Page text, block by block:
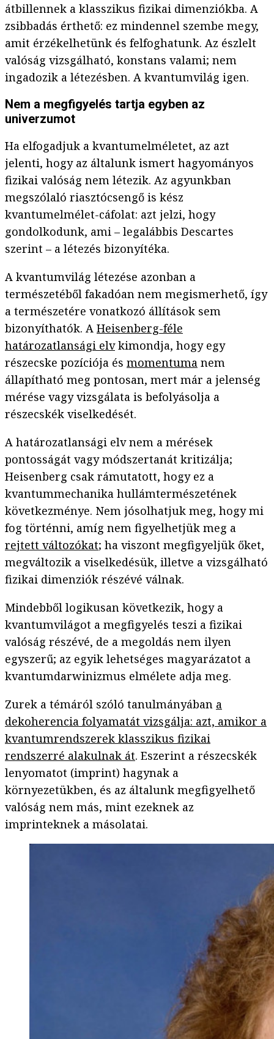
átbillennek a klasszikus fizikai dimenziókba. A
zsibbadás érthető: ez mindennel szembe megy,
amit érzékelhetünk és felfoghatunk. Az észlelt
valóság vizsgálható, konstans valami; nem
ingadozik a létezésben. A kvantumvilág igen.
Nem a megfigyelés tartja egyben az
univerzumot
Ha elfogadjuk a kvantumelméletet, az azt
jelenti, hogy az általunk ismert hagyományos
fizikai valóság nem létezik. Az agyunkban
megszólaló riasztócsengő is kész
kvantumelmélet-cáfolat: azt jelzi, hogy
gondolkodunk, ami – legalábbis Descartes
szerint – a létezés bizonyítéka.
A kvantumvilág létezése azonban a
természetéből fakadóan nem megismerhető, így
a természetére vonatkozó állítások sem
bizonyíthatók. A Heisenberg-féle
határozatlansági elvkimondja, hogy egy
részecske pozíciója és momentuma nem
állapítható meg pontosan, mert már a jelenség
mérése vagy vizsgálata is befolyásolja a
részecskék viselkedését.
A határozatlansági elv nem a mérések
pontosságát vagy módszertanát kritizálja;
Heisenberg csak rámutatott, hogy ez a
kvantummechanika hullámtermészetének
következménye. Nem jósolhatjuk meg, hogy mi
fog történni, amíg nem figyelhetjük meg a
rejtett változókat; ha viszont megfigyeljük őket,
megváltozik a viselkedésük, illetve a vizsgálható
fizikai dimenziók részévé válnak.
Mindebből logikusan következik, hogy a
kvantumvilágot a megfigyelés teszi a fizikai
valóság részévé, de a megoldás nem ilyen
egyszerű; az egyik lehetséges magyarázatot a
kvantumdarwinizmus elmélete adja meg.
Zurek a témáról szóló tanulmányában a
dekoherencia folyamatát vizsgálja: azt, amikor a
kvantumrendszerek klasszikus fizikai
rendszerré alakulnak át. Eszerint a részecskék
lenyomatot (imprint) hagynak a
környezetükben, és az általunk megfigyelhető
valóság nem más, mint ezeknek az
imprinteknek a másolatai.